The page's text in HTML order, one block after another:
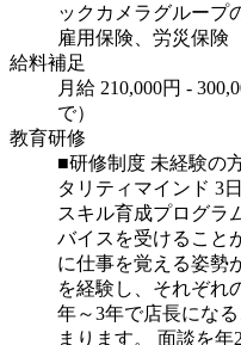
ックカメラグループ
雇用保険、労災保険
給料補足
月給 210,000円 -
で）
教育研修
■研修制度 未経験の
タリティマインド 3
スキル育成プログラ
バイスを受けること
に仕事を覚える姿勢
を経験し、それぞれ
年～3年で店長にな
まります。
面談を年